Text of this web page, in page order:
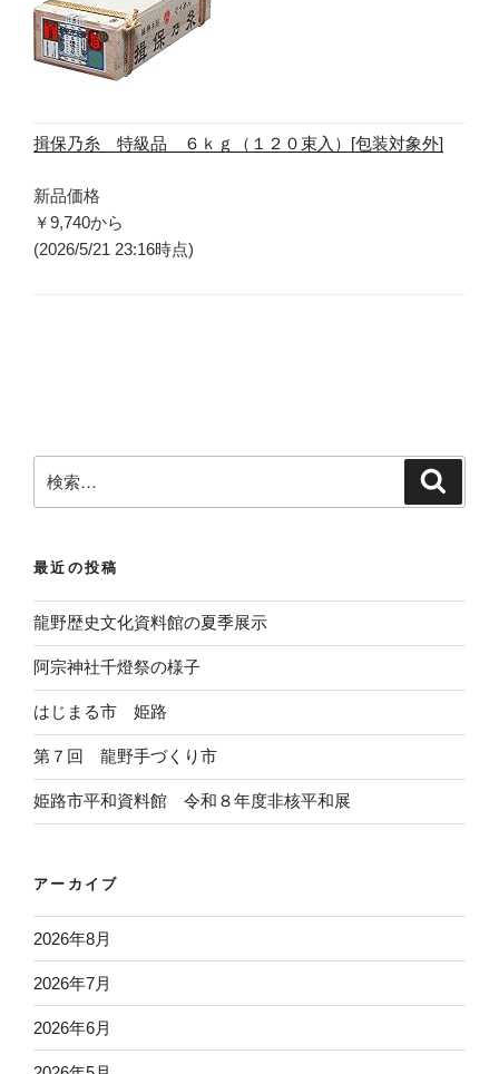
揖保乃糸 特級品 ６ｋｇ（１２０束入）[包装対象外]
新品価格
￥9,740から
(2026/5/21 23:16時点)
最近の投稿
龍野歴史文化資料館の夏季展示
阿宗神社千燈祭の様子
はじまる市 姫路
第７回 龍野手づくり市
姫路市平和資料館 令和８年度非核平和展
アーカイブ
2026年8月
2026年7月
2026年6月